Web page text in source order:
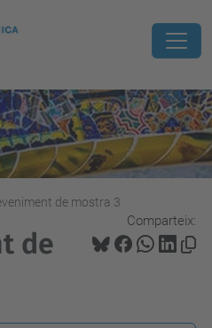
de mostra 3
Comparteix:
de